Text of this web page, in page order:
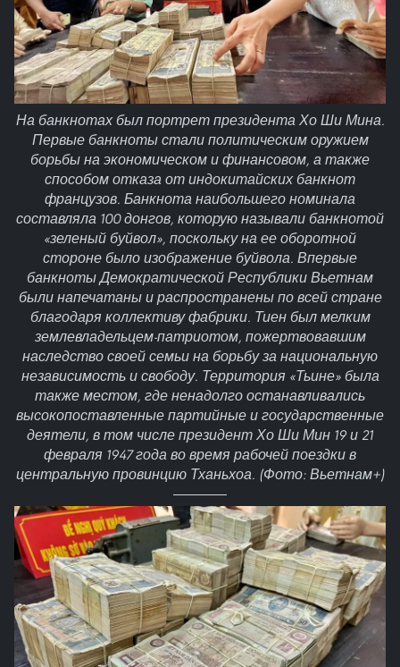
На банкнотах был портрет президента Хо Ши Мина.
Первые банкноты стали политическим оружием
борьбы на экономическом и финансовом, а также
способом отказа от индокитайских банкнот
французов. Банкнота наибольшего номинала
составляла 100 донгов, которую называли банкнотой
«зеленый буйвол», поскольку на ее оборотной
стороне было изображение буйвола. Впервые
банкноты Демократической Республики Вьетнам
были напечатаны и распространены по всей стране
благодаря коллективу фабрики. Тиен был мелким
землевладельцем-патриотом, пожертвовавшим
наследство своей семьи на борьбу за национальную
независимость и свободу. Территория «Тьине» была
также местом, где ненадолго останавливались
высокопоставленные партийные и государственные
деятели, в том числе президент Хо Ши Мин 19 и 21
февраля 1947 года во время рабочей поездки в
центральную провинцию Тханьхоа. (Фото: Вьетнам+)